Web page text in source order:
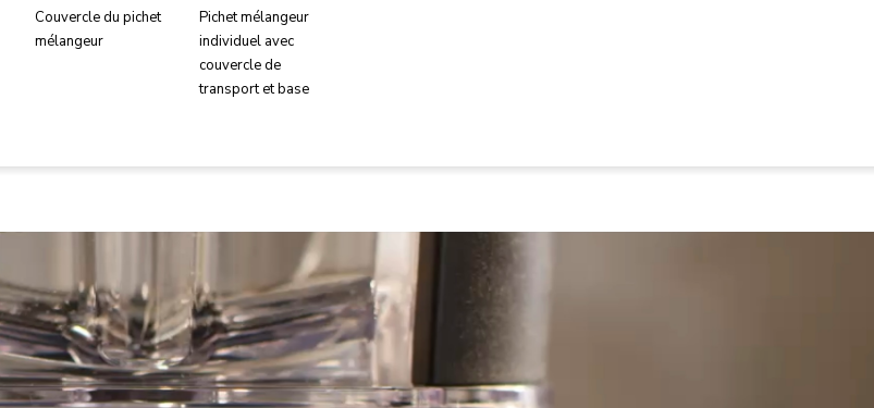
Couvercle du pichet
mélangeur
Pichet mélangeur
individuel avec
couvercle de
transport et base